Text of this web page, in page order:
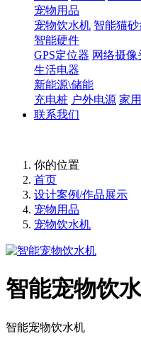
宠物用品
宠物饮水机 智能猫砂
智能硬件
GPS定位器 网络摄像
生活电器
新能源\储能
充电桩 户外电源 家
联系我们
你的位置
首页
设计案例/作品展示
宠物用品
宠物饮水机
智能宠物饮
智能宠物饮水机